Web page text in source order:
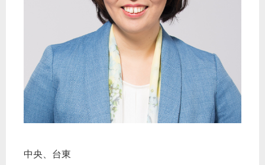
中央、台東